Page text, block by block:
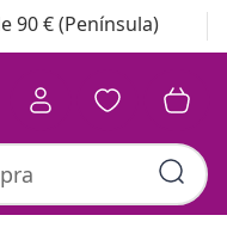
90 € (Península)